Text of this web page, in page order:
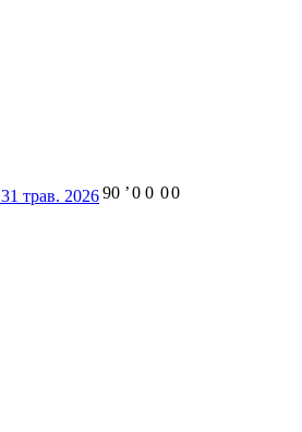
31 трав. 202690 ʼ0 0 00